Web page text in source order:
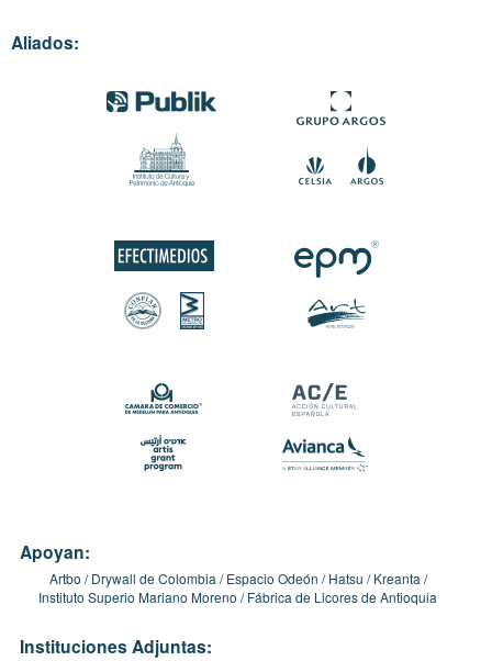
Aliados:
Apoyan:
Artbo Drywall de Colombia Espacio Odeón Hatsu
Kreanta
Instituto Superio Mariano Moreno
Fábrica de Licores de Antioquia
Instituciones Adjuntas: